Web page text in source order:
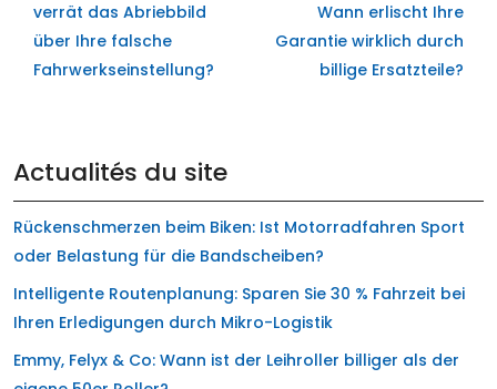
verrät das Abriebbild
über Ihre falsche
Fahrwerkseinstellung?
Wann erlischt Ihre
Garantie wirklich durch
billige Ersatzteile?
Actualités du site
Rückenschmerzen beim Biken: Ist Motorradfahren Sport
oder Belastung für die Bandscheiben?
Intelligente Routenplanung: Sparen Sie 30 % Fahrzeit bei
Ihren Erledigungen durch Mikro-Logistik
Emmy, Felyx & Co: Wann ist der Leihroller billiger als der